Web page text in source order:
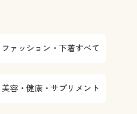
ファッション・下着すべて
美容・健康・サプリメント